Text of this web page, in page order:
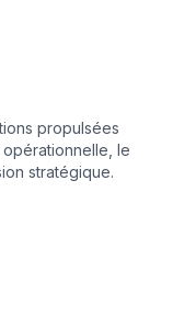
propulsées
le
stratégique.